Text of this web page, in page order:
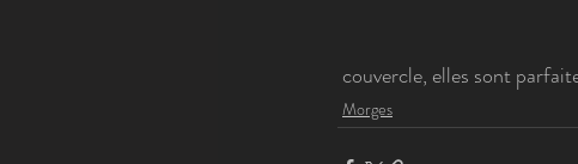
couvercle, elles sont
Morges